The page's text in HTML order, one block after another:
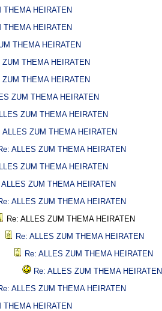
THEMA HEIRATEN
THEMA HEIRATEN
THEMA HEIRATEN
ZUM THEMA HEIRATEN
ZUM THEMA HEIRATEN
ZUM THEMA HEIRATEN
ZUM THEMA HEIRATEN
ALLES ZUM THEMA HEIRATEN
ALLES ZUM THEMA HEIRATEN
ZUM THEMA HEIRATEN
ALLES ZUM THEMA HEIRATEN
ALLES ZUM THEMA HEIRATEN
Re: ALLES ZUM THEMA HEIRATEN
Re: ALLES ZUM THEMA HEIRATEN
Re: ALLES ZUM THEMA HEIRATEN
Re: ALLES ZUM THEMA HEIRATEN
ALLES ZUM THEMA HEIRATEN
THEMA HEIRATEN